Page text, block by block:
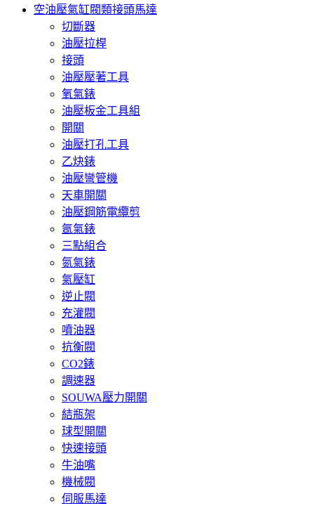
空油壓氣缸閥類接頭馬達
切斷器
油壓拉桿
接頭
油壓壓著工具
氧氣錶
油壓板金工具組
開關
油壓打孔工具
乙炔錶
油壓彎管機
天車開關
油壓鋼筋電纜剪
氬氣錶
三點組合
氮氣錶
氣壓缸
逆止閥
充灌閥
噴油器
抗衡閥
CO2錶
調速器
SOUWA壓力開關
結瓶架
球型開關
快速接頭
牛油嘴
機械閥
伺服馬達